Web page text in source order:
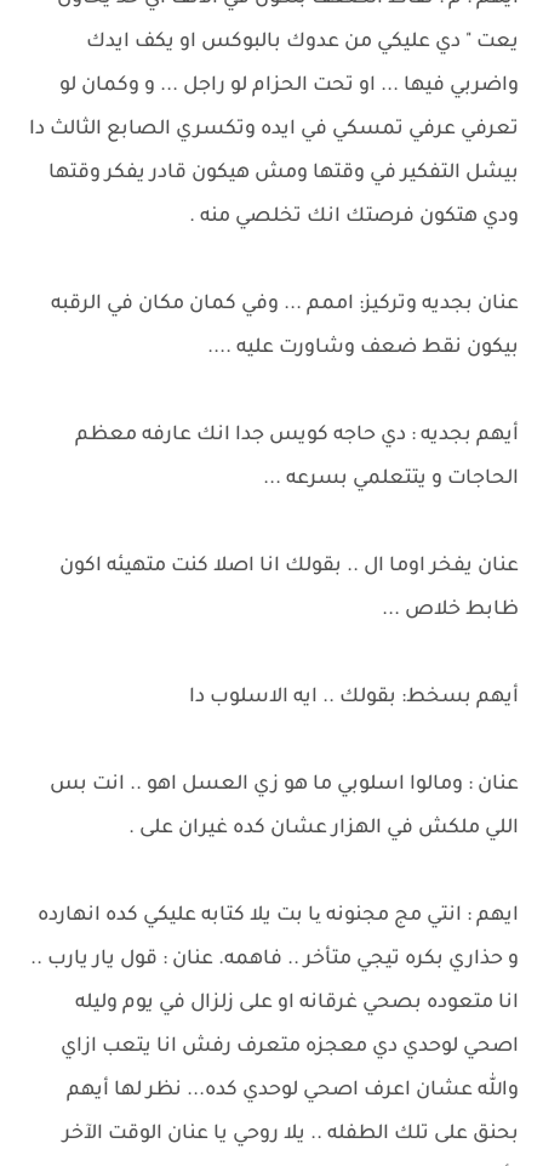
يعت " دي عليكي من عدوك بالبوكس او يكف ايدك
واضربي فيها ... او تحت الحزام لو راجل ... و وكمان لو
تعرفي عرفي تمسكي في ايده وتكسري الصابع الثالث دا
بيشل التفكير في وقتها ومش هيكون قادر يفكر وقتها
ودي هتكون فرصتك انك تخلصي منه .
عنان بجديه وتركيز: اممم ... وفي كمان مكان في الرقبه
بيكون نقط ضعف وشاورت عليه ....
أيهم بجديه : دي حاجه كويس جدا انك عارفه معظم
الحاجات و يتتعلمي بسرعه ...
عنان يفخر اوما ال .. بقولك انا اصلا كنت متهيئه اكون
ظابط خلاص ...
أيهم بسخط: بقولك .. ايه الاسلوب دا
عنان : ومالوا اسلوبي ما هو زي العسل اهو .. انت بس
اللي ملكش في الهزار عشان كده غيران على .
ايهم : انتي مج مجنونه یا بت يلا كتابه عليكي كده انهارده
و حذاري بكره تيجي متأخر .. فاهمه. عنان : قول يار يارب ..
انا متعوده بصحي غرقانه او على زلزال في يوم وليله
اصحي لوحدي دي معجزه متعرف رفش انا يتعب ازاي
والله عشان اعرف اصحي لوحدي كده... نظر لها أيهم
بحنق على تلك الطفله .. يلا روحي يا عنان الوقت الآخر